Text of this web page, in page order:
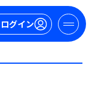
ログイン